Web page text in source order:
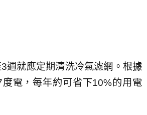
週就應定期清洗冷氣濾網。根據
電，每年約可省下10%的用電